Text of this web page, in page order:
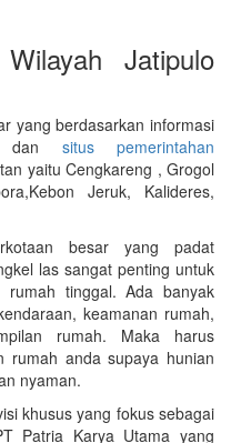
Jatipulo
yang berdasarkan informasi
dan situs pemerintahan
yaitu Cengkareng , Grogol
Jeruk, Kalideres,
besar yang padat
las sangat penting untuk
rumah tinggal. Ada banyak
keamanan rumah,
rumah. Maka harus
rumah anda supaya hunian
nyaman.
khusus yang fokus sebagai
Patria Karya Utama yang